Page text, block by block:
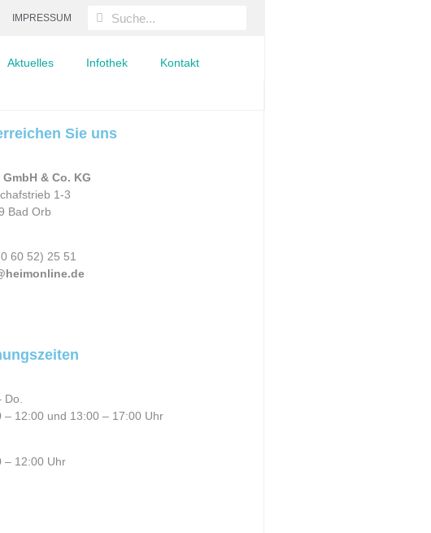
IMPRESSUM
Aktuelles Infothek Kontakt
Sie uns
GmbH & Co. KG
1-3
Bad Orb
60 52) 25 51
Do.
– 12:00 und 13:00 – 17:00 Uhr
– 12:00 Uhr